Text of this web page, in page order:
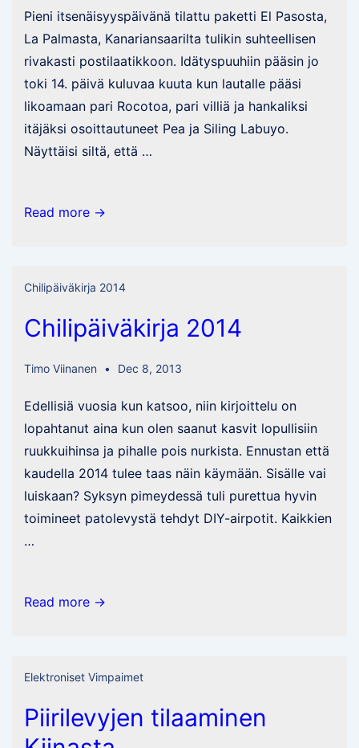
Pieni itsenäisyyspäivänä tilattu paketti El Pasosta,
La Palmasta, Kanariansaarilta tulikin suhteellisen
rivakasti postilaatikkoon. Idätyspuuhiin pääsin jo
toki 14. päivä kuluvaa kuuta kun lautalle pääsi
likoamaan pari Rocotoa, pari villiä ja hankaliksi
itäjäksi osoittautuneet Pea ja Siling Labuyo.
Näyttäisi siltä, että …
Rocotoilla
Read more →
Chilipäiväkirja 2014
Chilipäiväkirja 2014
Timo Viinanen Dec 8, 2013
Edellisiä vuosia kun katsoo, niin kirjoittelu on
lopahtanut aina kun olen saanut kasvit lopullisiin
ruukkuihinsa ja pihalle pois nurkista. Ennustan että
kaudella 2014 tulee taas näin käymään. Sisälle vai
luiskaan? Syksyn pimeydessä tuli purettua hyvin
toimineet patolevystä tehdyt DIY-airpotit. Kaikkien
…
Chilipäiväkirja
Read more →
Elektroniset Vimpaimet
Piirilevyjen tilaaminen